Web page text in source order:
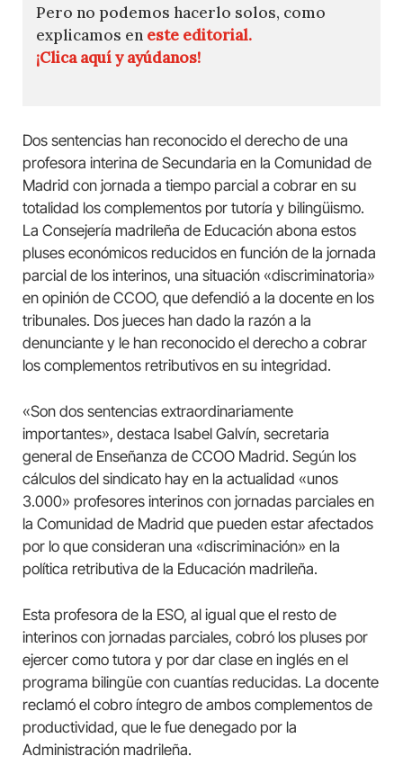
Pero no podemos hacerlo solos, como
explicamos en este editorial.
¡Clica aquí y ayúdanos!
Dos sentencias han reconocido el derecho de una
profesora interina de Secundaria en la Comunidad de
Madrid con jornada a tiempo parcial a cobrar en su
totalidad los complementos por tutoría y bilingüismo.
La Consejería madrileña de Educación abona estos
pluses económicos reducidos en función de la jornada
parcial de los interinos, una situación «discriminatoria»
en opinión de CCOO, que defendió a la docente en los
tribunales. Dos jueces han dado la razón a la
denunciante y le han reconocido el derecho a cobrar
los complementos retributivos en su integridad.
«Son dos sentencias extraordinariamente
importantes», destaca Isabel Galvín, secretaria
general de Enseñanza de CCOO Madrid. Según los
cálculos del sindicato hay en la actualidad «unos
3.000» profesores interinos con jornadas parciales en
la Comunidad de Madrid que pueden estar afectados
por lo que consideran una «discriminación» en la
política retributiva de la Educación madrileña.
Esta profesora de la ESO, al igual que el resto de
interinos con jornadas parciales, cobró los pluses por
ejercer como tutora y por dar clase en inglés en el
programa bilingüe con cuantías reducidas. La docente
reclamó el cobro íntegro de ambos complementos de
productividad, que le fue denegado por la
Administración madrileña.